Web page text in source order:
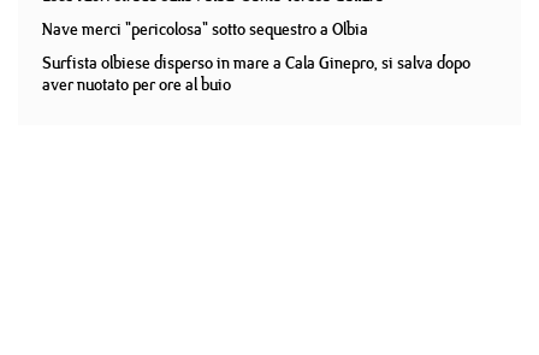
Nave merci "pericolosa" sotto sequestro a Olbia
Surfista olbiese disperso in mare a Cala Ginepro, si salva dopo
aver nuotato per ore al buio